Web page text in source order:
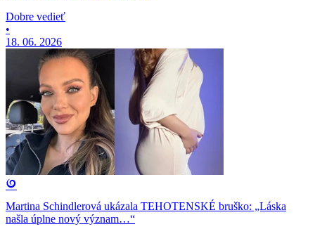
Dobre vedieť
•
18. 06. 2026
Martina Schindlerová ukázala TEHOTENSKÉ bruško: „Láska
našla úplne nový význam…“